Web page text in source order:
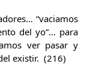
“vaciamos
del yo”… para
ver pasar y
existir. (216)